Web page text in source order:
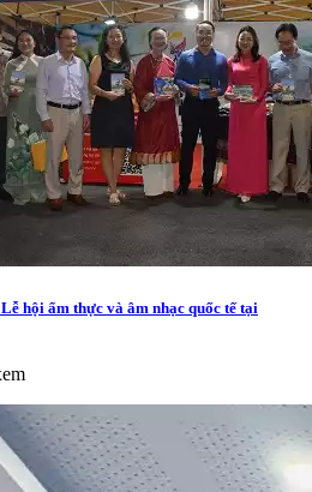
hội ẩm thực và âm nhạc quốc tế tại